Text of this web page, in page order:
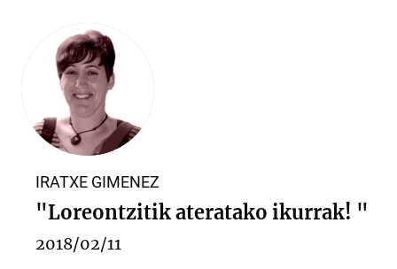
IRATXE GIMENEZ
"Loreontzitik ateratako ikurrak! "
2018/02/11